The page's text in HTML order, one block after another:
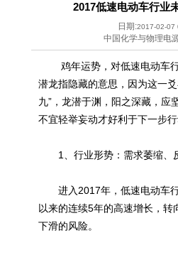
2017低速电动车行业
日期:2017-02-07
中国化学与物理电
鸡年运势，对低速电动车行
潜龙指隐藏的意思，因为这一
九”，龙潜于渊，阳之深藏，应
不宜轻举妄动才好利于下一步行
1、行业形势：需求萎缩、
进入2017年，低速电动车
以来的连续5年的高速增长，转
下滑的风险。